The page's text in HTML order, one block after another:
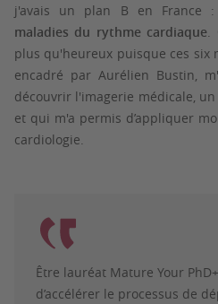
j'avais un plan B en France
maladies du rythme cardiaque.
plus qu'heureux puisque ces six
encadré par Aurélien Bustin,
découvrir l'imagerie médicale,
et qui m'a permis d’appliquer
cardiologie.
Être lauréat Mature Your
d’accélérer le processus de